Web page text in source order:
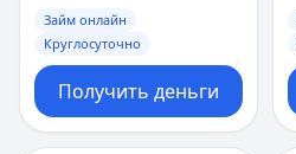
Займ онлайн
Круглосуточно
Получить деньги